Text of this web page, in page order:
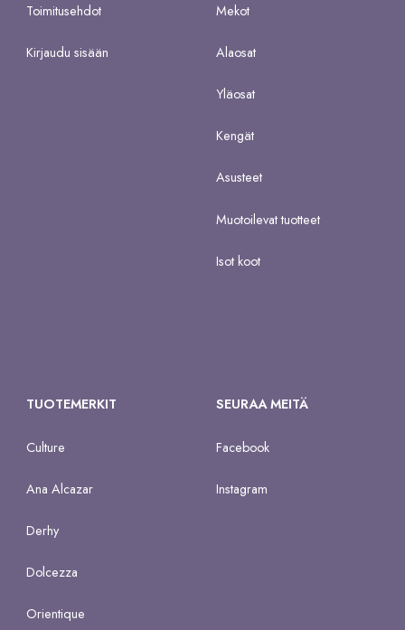
Toimitusehdot
Kirjaudu sisään
Mekot
Alaosat
Yläosat
Kengät
Asusteet
Muotoilevat tuotteet
Isot koot
TUOTEMERKIT
Culture
Ana Alcazar
Derhy
Dolcezza
Orientique
SEURAA MEITÄ
Facebook
Instagram